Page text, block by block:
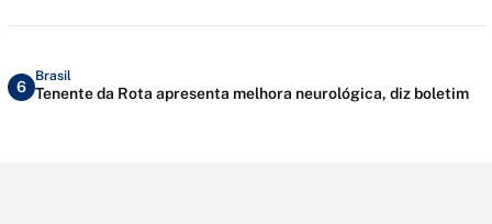
6
Brasil
Tenente da Rota apresenta melhora neurológica, diz boletim